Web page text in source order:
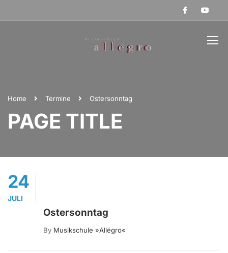
Home Termine Ostersonntag
PAGE TITLE
24
JULI
Ostersonntag
By Musikschule »allégro«